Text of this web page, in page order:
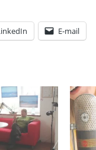
E-mail